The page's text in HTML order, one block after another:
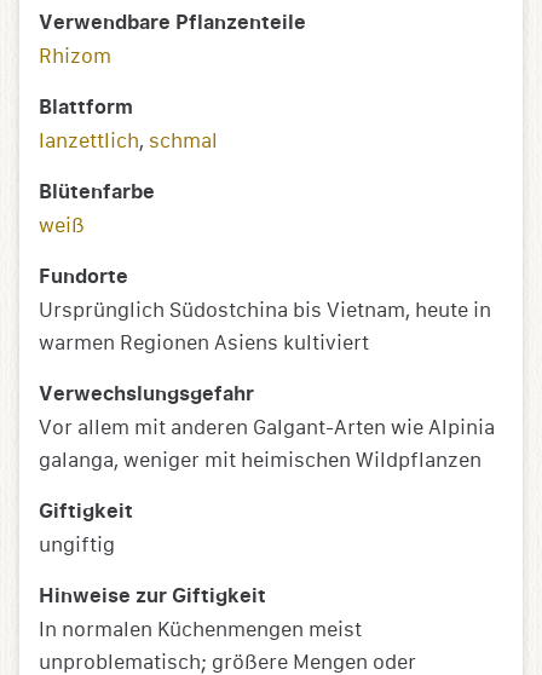
Verwendbare Pflanzenteile
Rhizom
Blattform
lanzettlich, schmal
Blütenfarbe
weiß
Fundorte
Ursprünglich Südostchina bis Vietnam, heute in
warmen Regionen Asiens kultiviert
Verwechslungsgefahr
Vor allem mit anderen Galgant-Arten wie Alpinia
galanga, weniger mit heimischen Wildpflanzen
Giftigkeit
ungiftig
Hinweise zur Giftigkeit
In normalen Küchenmengen meist
unproblematisch; größere Mengen oder